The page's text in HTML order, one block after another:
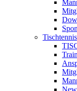
Tischtennis